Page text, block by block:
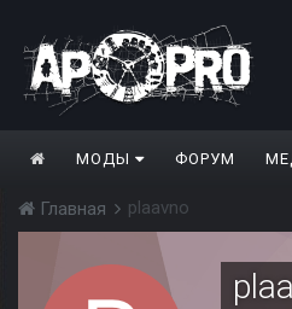
МОДЫ ФОРУМ
Главная plaavno